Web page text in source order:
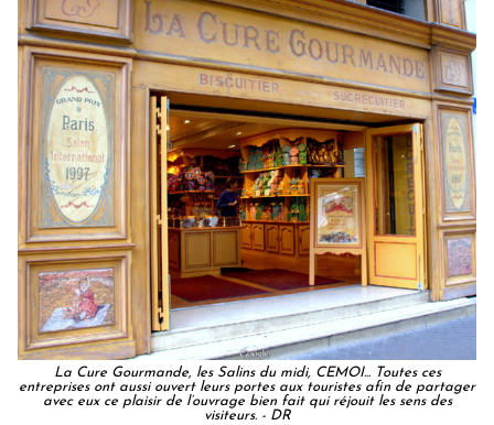
La Cure Gourmande, les Salins du midi, CEMOI... Toutes ces
entreprises ont aussi ouvert leurs portes aux touristes afin de partager
avec eux ce plaisir de l’ouvrage bien fait qui réjouit les sens des
visiteurs. - DR